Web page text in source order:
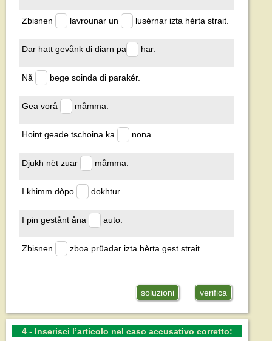
Zbisnen lavrounar un lusérnar izta hèrta strait.
Dar hatt gevånk di diarn pa har.
Nå bege soinda di parakér.
Gea vorå måmma.
Hoint geade tschoina ka nona.
Djukh nèt zuar måmma.
I khimm dòpo dokhtur.
I pin gestånt åna auto.
Zbisnen zboa prüadar izta hèrta gest strait.
soluzioni verifica
4 - Inserisci l’articolo nel caso accusativo corretto: